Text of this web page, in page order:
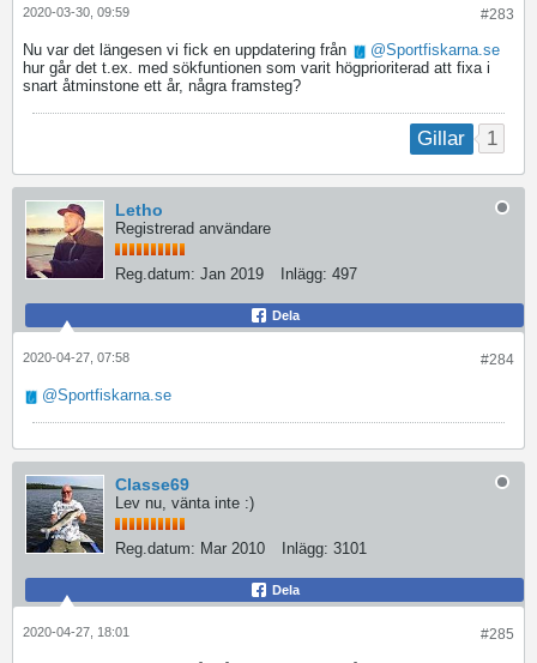
#283
2020-03-30, 09:59
Nu var det längesen vi fick en uppdatering från
Sportfiskarna.se
hur går det t.ex. med sökfuntionen som varit högprioriterad att fixa i
snart åtminstone ett år, några framsteg?
Gillar 1
Letho
Registrerad användare
Reg.datum: Jan 2019 Inlägg: 497
Dela
#284
2020-04-27, 07:58
Sportfiskarna.se
Classe69
Lev nu, vänta inte :)
Reg.datum: Mar 2010 Inlägg: 3101
Dela
#285
2020-04-27, 18:01